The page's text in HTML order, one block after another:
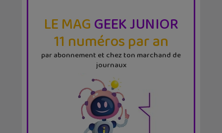
LE MAGGEEK JUNIOR
11 numéros par an
par abonnement et chez ton marchand de
journaux